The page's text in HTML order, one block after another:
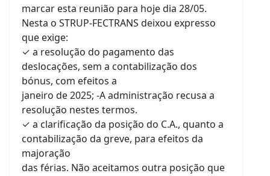
marcar esta reunião para hoje dia 28/05.
Nesta o STRUP-FECTRANS deixou expresso
que exige:
✓ a resolução do pagamento das
deslocações, sem a contabilização dos
bónus, com efeitos a
janeiro de 2025; -A administração recusa a
resolução nestes termos.
✓ a clarificação da posição do C.A., quanto a
contabilização da greve, para efeitos da
majoração
das férias. Não aceitamos outra posição que